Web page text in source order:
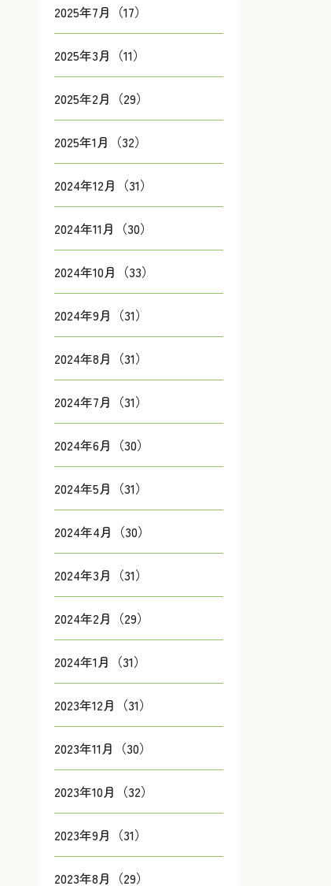
2025年7月（17）
2025年3月（11）
2025年2月（29）
2025年1月（32）
2024年12月（31）
2024年11月（30）
2024年10月（33）
2024年9月（31）
2024年8月（31）
2024年7月（31）
2024年6月（30）
2024年5月（31）
2024年4月（30）
2024年3月（31）
2024年2月（29）
2024年1月（31）
2023年12月（31）
2023年11月（30）
2023年10月（32）
2023年9月（31）
2023年8月（29）